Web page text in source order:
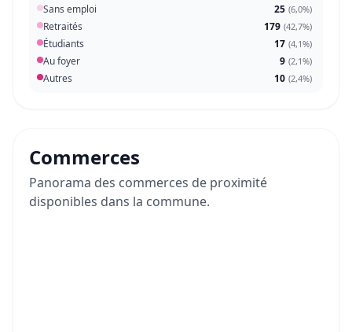
Sans emploi 25 (6,0%)
Retraités 179 (42,7%)
Étudiants 17 (4,1%)
Au foyer 9 (2,1%)
Autres 10 (2,4%)
Commerces
Panorama des commerces de proximité
disponibles dans la commune.